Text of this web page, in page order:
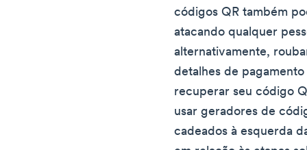
códigos QR também
atacando qualquer
alternativamente,
detalhes de
recuperar seu código
usar geradores de
cadeados à esquerda